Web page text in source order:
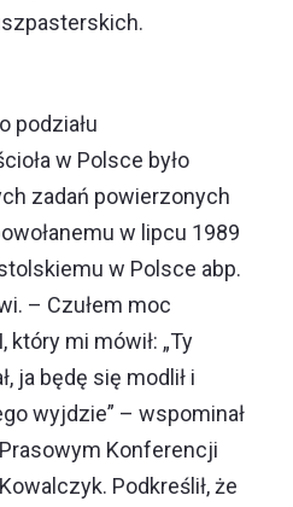
podziału
w Polsce było
zadań powierzonych
w lipcu 1989
w Polsce abp.
– Czułem moc
który mi mówił: „Ty
ja będę się modlił i
wyjdzie” – wspominał
Konferencji
Podkreślił, że